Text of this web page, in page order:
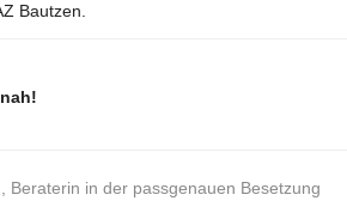
Bautzen.
Beraterin in der passgenauen Besetzung